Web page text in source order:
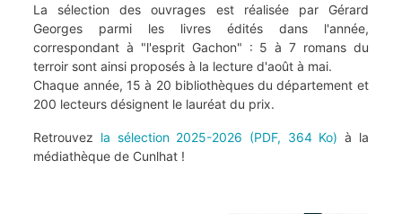
La sélection des ouvrages est réalisée par Gérard
Georges parmi les livres édités dans l'année,
correspondant à "l'esprit Gachon" : 5 à 7 romans du
terroir sont ainsi proposés à la lecture d'août à mai.
Chaque année, 15 à 20 bibliothèques du département et
200 lecteurs désignent le lauréat du prix.
Retrouvez la sélection 2025-2026 (PDF, 364 Ko) à la
médiathèque de Cunlhat !